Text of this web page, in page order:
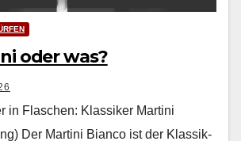
oder was?
in Flaschen: Klassiker Martini
Der Mar­ti­ni Bian­co ist der Klas­sik­